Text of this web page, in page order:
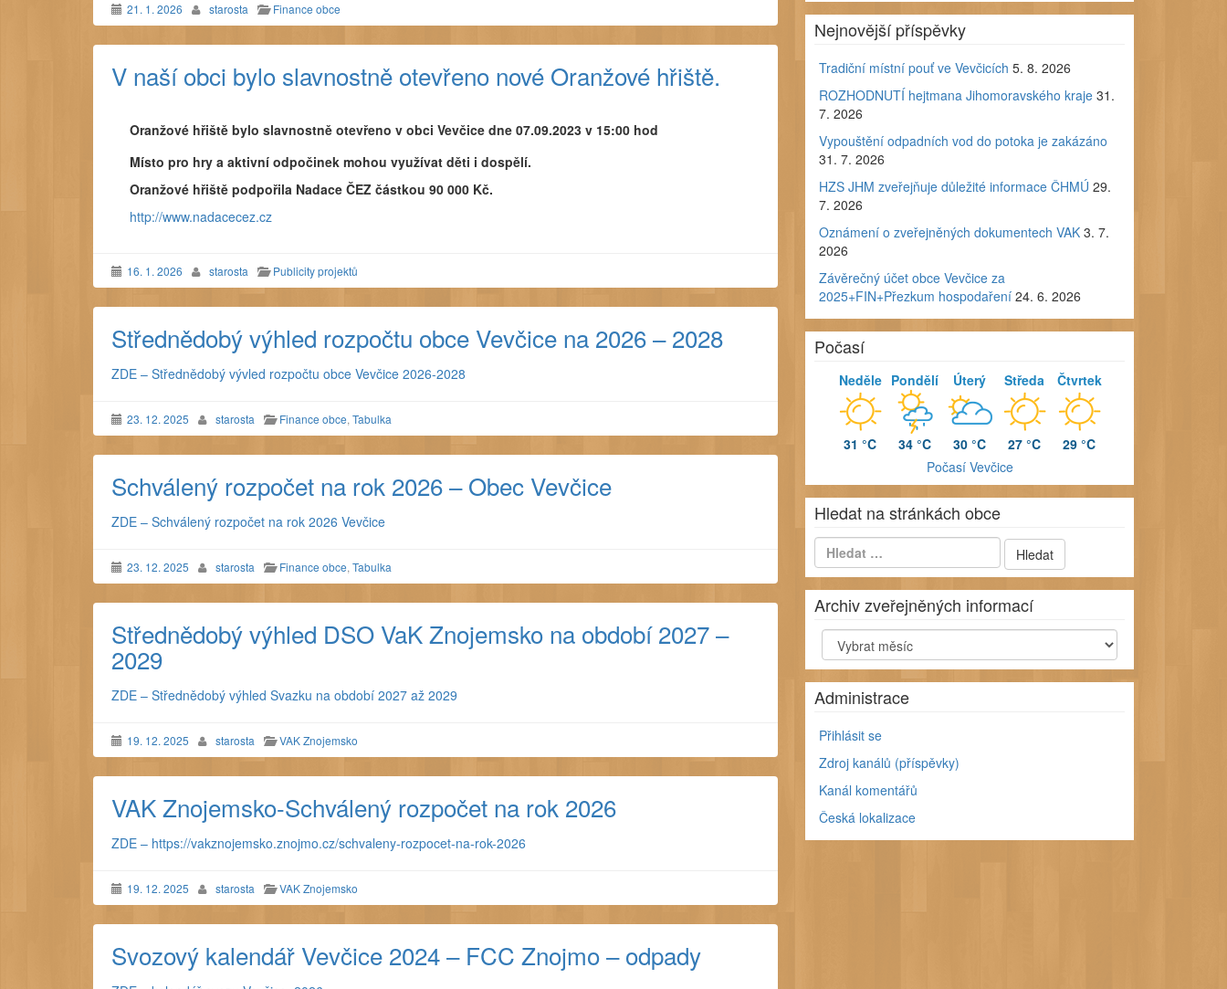
21. 1. 2026 starosta Finance obce
V naší obci bylo slavnostně otevřeno nové Oranžové hřiště.
Oranžové hřiště bylo slavnostně otevřeno v obci Vevčice dne 07.09.2023 v 15:00 hod
Místo pro hry a aktivní odpočinek mohou využívat děti i dospělí.
Oranžové hřiště podpořila Nadace ČEZ částkou 90 000 Kč.
http://www.nadacecez.cz
16. 1. 2026 starosta Publicity projektů
Střednědobý výhled rozpočtu obce Vevčice na 2026 – 2028
ZDE – Střednědobý vývled rozpočtu obce Vevčice 2026-2028
23. 12. 2025 starosta Finance obce, Tabulka
Schválený rozpočet na rok 2026 – Obec Vevčice
ZDE – Schválený rozpočet na rok 2026 Vevčice
23. 12. 2025 starosta Finance obce, Tabulka
Střednědobý výhled DSO VaK Znojemsko na období 2027 –
2029
ZDE – Střednědobý výhled Svazku na období 2027 až 2029
19. 12. 2025 starosta VAK Znojemsko
VAK Znojemsko-Schválený rozpočet na rok 2026
ZDE – https://vakznojemsko.znojmo.cz/schvaleny-rozpocet-na-rok-2026
19. 12. 2025 starosta VAK Znojemsko
Svozový kalendář Vevčice 2024 – FCC Znojmo – odpady
Nejnovější příspěvky
Tradiční místní pouť ve Vevčicích 5. 8. 2026
ROZHODNUTÍ hejtmana Jihomoravského kraje 31.
7. 2026
Vypouštění odpadních vod do potoka je zakázáno
31. 7. 2026
HZS JHM zveřejňuje důležité informace ČHMÚ 29.
7. 2026
Oznámení o zveřejněných dokumentech VAK 3. 7.
2026
Závěrečný účet obce Vevčice za
2025+FIN+Přezkum hospodaření 24. 6. 2026
Počasí
Neděle
31 °C
Pondělí
34 °C
Úterý
30 °C
Středa
27 °C
Čtvrtek
29 °C
Počasí Vevčice
Hledat na stránkách obce
Archiv zveřejněných informací
Archiv
zveřejněných
informací
Administrace
Přihlásit se
Zdroj kanálů (příspěvky)
Kanál komentářů
Česká lokalizace